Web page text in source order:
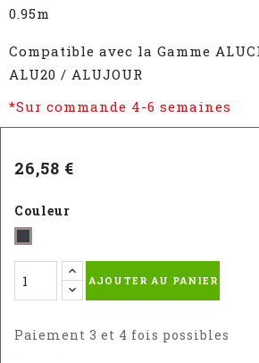
0.95m
Compatible avec la Gamme
ALU20 / ALUJOUR
*Sur commande 4-6 semaines
26,58 €
Couleur
Gris
-
RAL
7016
AJOUTER AU PANIER
Paiement 3 et 4 fois possibles